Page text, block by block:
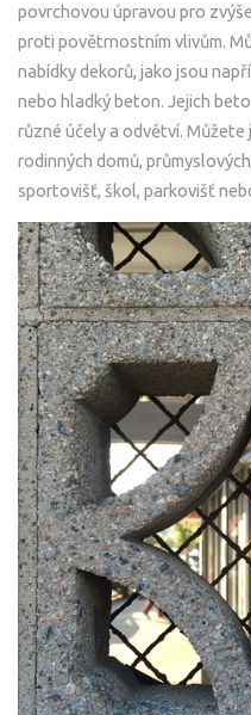
povrchovou úpravou pro
proti povětrnostním vlivům.
nabídky dekorů, jako jsou
nebo hladký beton. Jejich
různé účely a odvětví.
rodinných domů,
sportovišť, škol, parkovišť